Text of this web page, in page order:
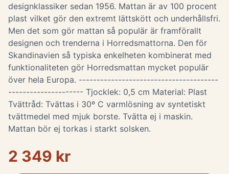
designklassiker sedan 1956. Mattan är av 100 procent
plast vilket gör den extremt lättskött och underhållsfri.
Men det som gör mattan så populär är framförallt
designen och trenderna i Horredsmattorna. Den för
Skandinavien så typiska enkelheten kombinerat med
funktionaliteten gör Horredsmattan mycket populär
över hela Europa. ---------------------------------------
--------------------- Tjocklek: 0,5 cm Material: Plast
Tvättråd: Tvättas i 30º C varmlösning av syntetiskt
tvättmedel med mjuk borste. Tvätta ej i maskin.
Mattan bör ej torkas i starkt solsken.
2 349 kr